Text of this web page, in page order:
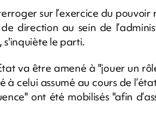
sur l’exercice du
direction au sein de
s'inquiète le parti.
va être amené à "jouer un
celui assumé au cours de
ont été mobilisés "afin